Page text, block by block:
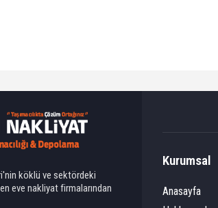
köklü ve sektördeki
eve nakliyat firmalarından
Kurumsal
Anasayfa